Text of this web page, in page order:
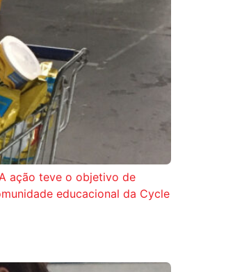
ação teve o objetivo de
educacional da Cycle